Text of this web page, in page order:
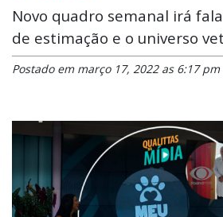
Novo quadro semanal irá
de estimação e o universo
Postado em março 17, 2022 as 6:17